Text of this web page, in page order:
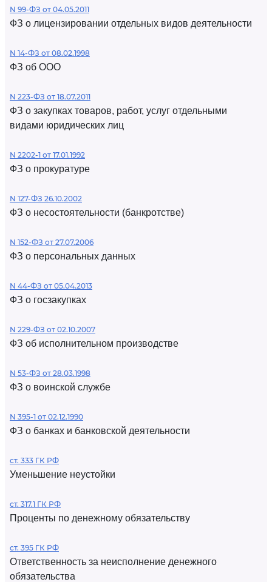
N 99-ФЗ от 04.05.2011
ФЗ о лицензировании отдельных видов деятельности
N 14-ФЗ от 08.02.1998
ФЗ об ООО
N 223-ФЗ от 18.07.2011
ФЗ о закупках товаров, работ, услуг отдельными
видами юридических лиц
N 2202-1 от 17.01.1992
ФЗ о прокуратуре
N 127-ФЗ 26.10.2002
ФЗ о несостоятельности (банкротстве)
N 152-ФЗ от 27.07.2006
ФЗ о персональных данных
N 44-ФЗ от 05.04.2013
ФЗ о госзакупках
N 229-ФЗ от 02.10.2007
ФЗ об исполнительном производстве
N 53-ФЗ от 28.03.1998
ФЗ о воинской службе
N 395-1 от 02.12.1990
ФЗ о банках и банковской деятельности
ст. 333 ГК РФ
Уменьшение неустойки
ст. 317.1 ГК РФ
Проценты по денежному обязательству
ст. 395 ГК РФ
Ответственность за неисполнение денежного
обязательства